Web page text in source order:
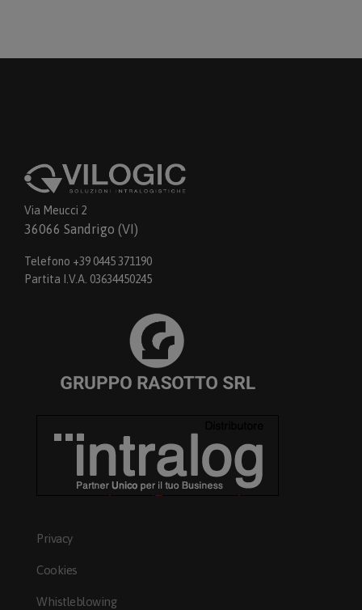
Via Meucci 2
36066 Sandrigo (VI)
Telefono +39 0445 371190
Partita I.V.A. 03634450245
Privacy
Cookies
Whistleblowing